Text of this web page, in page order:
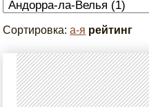
Сортировка:а-я рейтинг